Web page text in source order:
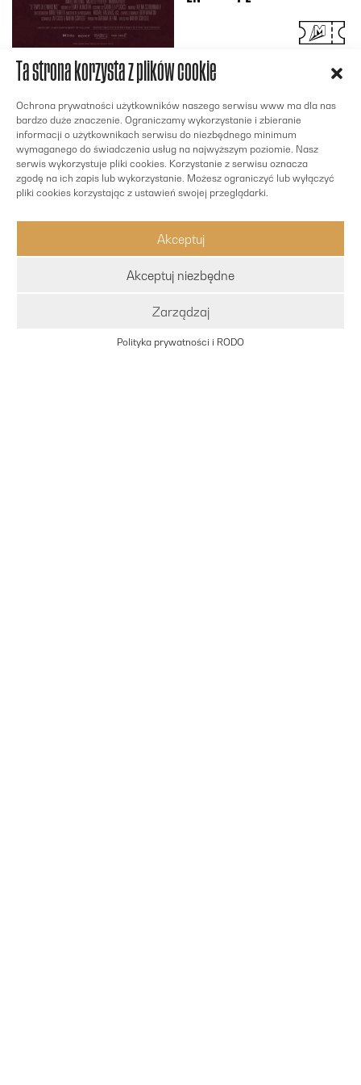
Ta strona korzysta z plików cookie
Ochrona prywatności użytkowników naszego serwisu www ma dla nas
bardzo duże znaczenie. Ograniczamy wykorzystanie i zbieranie
informacji o użytkownikach serwisu do niezbędnego minimum
wymaganego do świadczenia usług na najwyższym poziomie. Nasz
serwis wykorzystuje pliki cookies. Korzystanie z serwisu oznacza
zgodę na ich zapis lub wykorzystanie. Możesz ograniczyć lub wyłączyć
pliki cookies korzystając z ustawień swojej przeglądarki.
Akceptuj
Akceptuj niezbędne
Zarządzaj
Polityka prywatności i RODO
OTWIERA SIĘ W NOWYM
24.02.2026 20:00 Sala 1
MARIA ANTONINA
MARIE ANTOINETTE
EN